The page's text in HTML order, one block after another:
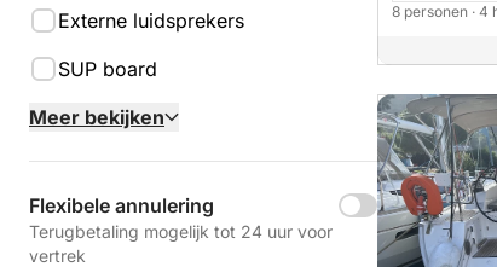
Externe luidsprekers
SUP board
Meer bekijken
Flexibele annulering
Terugbetaling mogelijk tot 24 uur voor
vertrek
8 personen · 4